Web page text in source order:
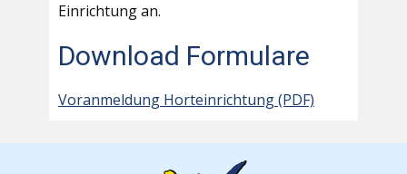
Einrichtung an.
Download Formulare
Voranmeldung Horteinrichtung (PDF)